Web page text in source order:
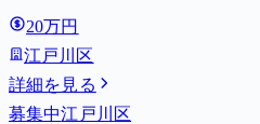
20万円
江戸川区
詳細を見る
募集中江戸川区